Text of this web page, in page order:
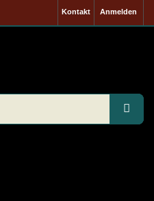
Anmelden
Kontakt